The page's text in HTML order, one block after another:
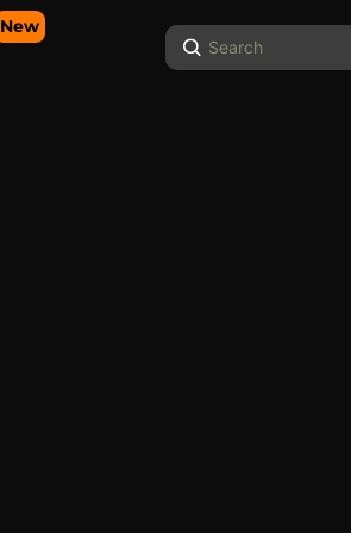
New
Search
...